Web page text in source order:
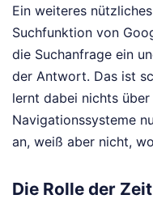
Ein weiteres
Suchfunktion von
die Suchanfrage ein
der Antwort. Das ist
lernt dabei nichts
Navigationssysteme
an, weiß aber nicht,
Die Rolle der